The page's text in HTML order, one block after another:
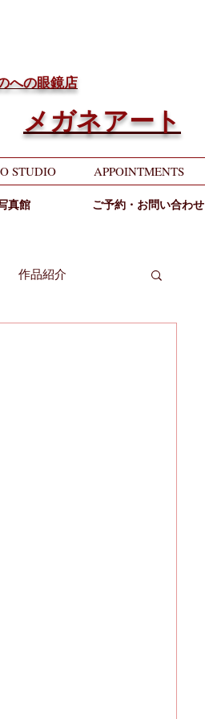
への眼鏡店
メガネアート
STUDIO APPOINTMENTS
真館 ご予約・お問い合わせ
作品紹介